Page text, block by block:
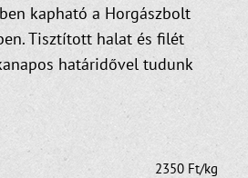
kapható a Horgászbolt
Tisztított halat és filét
határidővel tudunk
.
2350 Ft/kg